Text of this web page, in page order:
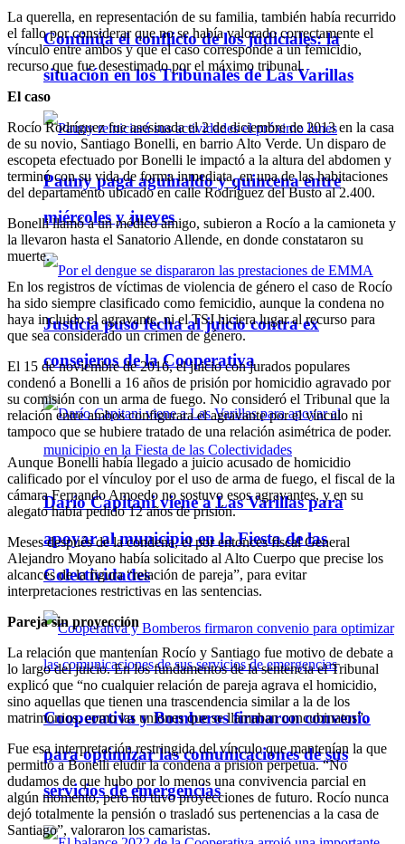
Continúa el conflicto de los judiciales: la
situación en los Tribunales de Las Varillas
Pauny paga aguinaldo y quincena entre
miércoles y jueves
Justicia puso fecha al juicio contra ex
consejeros de la Cooperativa
Darío Capitani viene a Las Varillas para
apoyar al municipio en la Fiesta de las
Colectividades
Cooperativa y Bomberos firmaron convenio
para optimizar las comunicaciones de sus
servicios de emergencias
La querella, en representación de su familia, también había recurrido
el fallo por considerar que no se había valorado correctamente el
vínculo entre ambos y que el caso corresponde a un femicidio,
recurso que fue desestimado por el máximo tribunal.
El caso
Rocío Rodríguez fue asesinada el 2 de diciembre de 2013 en la casa
de su novio, Santiago Bonelli, en barrio Alto Verde. Un disparo de
escopeta efectuado por Bonelli le impactó a la altura del abdomen y
terminó con su vida de forma inmediata, en una de las habitaciones
del departamento ubicado en calle Rodríguez del Busto al 2.400.
Bonelli llamó a un médico amigo, subieron a Rocío a la camioneta y
la llevaron hasta el Sanatorio Allende, en donde constataron su
muerte.
En los registros de víctimas de violencia de género el caso de Rocío
ha sido siempre clasificado como femicidio, aunque la condena no
haya incluido el agravante, ni el TSJ hiciera lugar al recurso para
que sea considerado un crimen de género.
El 15 de noviembre de 2016, el juicio con jurados populares
condenó a Bonelli a 16 años de prisión por homicidio agravado por
su comisión con un arma de fuego. No consideró el Tribunal que la
relación entre ambos configurara el agravante por el vínculo ni
tampoco que se hubiere tratado de una relación asimétrica de poder.
Aunque Bonelli había llegado a juicio acusado de homicidio
calificado por el vínculoy por el uso de arma de fuego, el fiscal de la
cámara Fernando Amoedo no sostuvo esos agravantes, y en su
alegato había pedido 12 años de prisión.
Meses después de la condena, el por entonces fiscal General
Alejandro Moyano había solicitado al Alto Cuerpo que precise los
alcances de la figura “relación de pareja”, para evitar
interpretaciones restrictivas en las sentencias.
Pareja sin proyección
La relación que mantenían Rocío y Santiago fue motivo de debate a
lo largo del juicio. En los fundamentos de la sentencia el Tribunal
explicó que “no cualquier relación de pareja agrava el homicidio,
sino aquellas que tienen una trascendencia similar a la de los
matrimonios, como las uniones que se llamaban concubinatos”.
Fue esa interpretación restringida del vínculo que mantenían la que
permitió a Bonelli eludir la condena a prisión perpetua. “No
dudamos de que hubo por lo menos una convivencia parcial en
algún momento, pero no tuvo proyecciones de futuro. Rocío nunca
dejó totalmente la pensión o trasladó sus pertenencias a la casa de
Santiago”, valoraron los camaristas.